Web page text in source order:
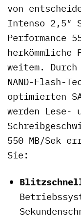
von
Intenso 2,5″
Performance
herkömmliche
weitem.
NAND-Flash-
optimierten
werden Lese-
550 MB/Sek
Sie: